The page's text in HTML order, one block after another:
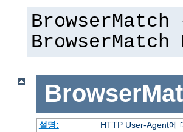
설명:
HTTP User-Agent에